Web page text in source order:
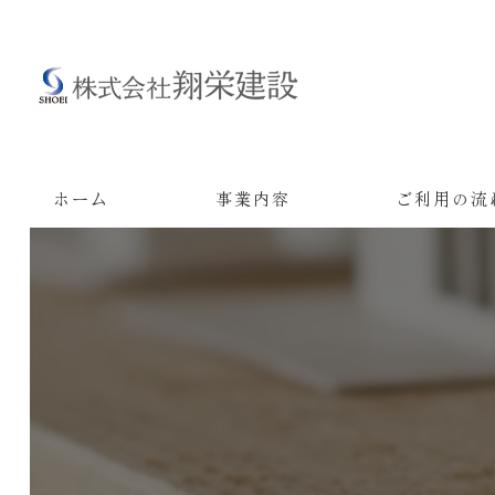
ホーム 事業内容 ご利用の流